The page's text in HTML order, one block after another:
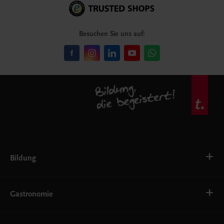
Besuchen Sie uns auf:
Bildung
Ernährung
Gastronomie